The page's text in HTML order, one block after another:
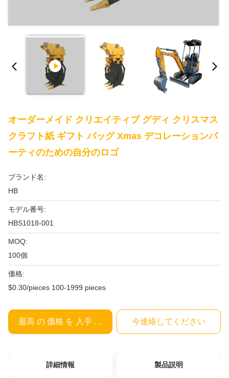
オーダーメイド クリエイティブ グディ クリスマス
クラフト紙 ギフト バッグ Xmas デコレーションパ
ーティのための自分のロゴ
ブランド名:
HB
モデル番号:
HBS1018-001
MOQ:
100個
価格:
$0.30/pieces 100-1999 pieces
最高 の 価格 を 入手 する 今連絡してください
詳細情報 製品説明